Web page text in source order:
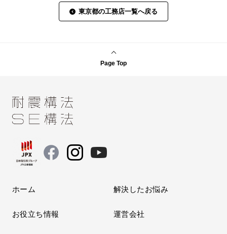
東京都の工務店一覧へ戻る
Page Top
ホーム 解決したお悩み
お役立ち情報 運営会社